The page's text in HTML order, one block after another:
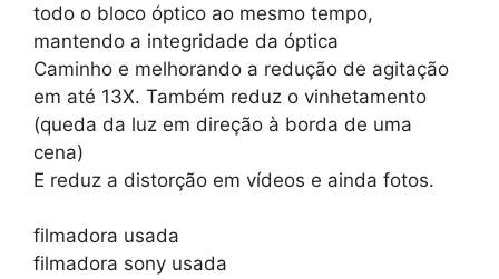
todo o bloco óptico ao mesmo tempo,
mantendo a integridade da óptica
Caminho e melhorando a redução de agitação
em até 13X. Também reduz o vinhetamento
(queda da luz em direção à borda de uma
cena)
E reduz a distorção em vídeos e ainda fotos.
filmadora usada
filmadora sony usada